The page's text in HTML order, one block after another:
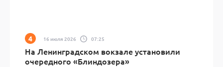
16 июля 2026 07:25
На Ленинградском вокзале установили
очередного «Блиндозера»